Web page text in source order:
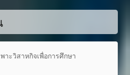
าะวิสาหกิจเพื่อการศึกษา